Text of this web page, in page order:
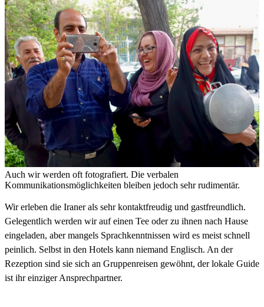
Auch wir werden oft fotografiert. Die verbalen
Kommunikationsmöglichkeiten bleiben jedoch sehr rudimentär.
Wir erleben die Iraner als sehr kontaktfreudig und gastfreundlich.
Gelegentlich werden wir auf einen Tee oder zu ihnen nach Hause
eingeladen, aber mangels Sprachkenntnissen wird es meist schnell
peinlich. Selbst in den Hotels kann niemand Englisch. An der
Rezeption sind sie sich an Gruppenreisen gewöhnt, der lokale Guide
ist ihr einziger Ansprechpartner.